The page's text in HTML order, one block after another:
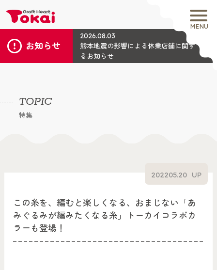
MENU
お知らせ
2026.08.03
熊本地震の影響による休業店舗に関す
るお知らせ
TOPIC
特集
この糸を、編むと楽しくなる、おまじない「あ
みぐるみが編みたくなる糸」トーカイコラボカ
ラーも登場！
202205.20 UP